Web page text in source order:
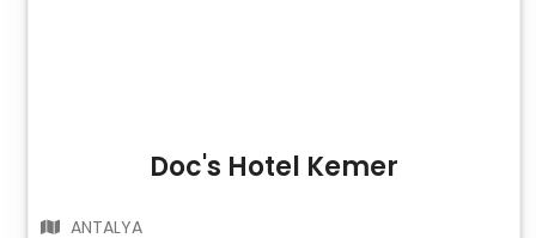
Doc's Hotel Kemer
ANTALYA